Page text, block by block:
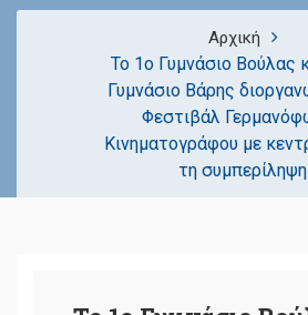
Αρχική
Το 1ο Γυμνάσιο Βούλας
Γυμνάσιο Βάρης
Φεστιβάλ
Κινηματογράφου με
τη συμπερίληψη